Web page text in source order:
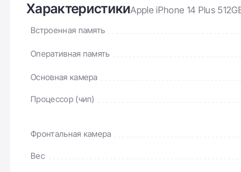
ХарактеристикиApple iPhone 14 Plus
Встроенная память
Оперативная память
Основная камера
Процессор (чип)
Фронтальная камера
Вес